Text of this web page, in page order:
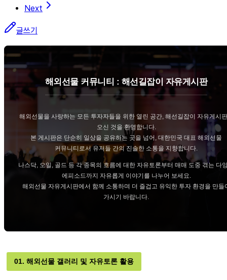
Next
글쓰기
해외선물 커뮤니티 : 해선길잡이 자유게시판
해외선물을 사랑하는 모든 투자자들을 위한 열린 공간, 해선길잡이 자유게시
오신 것을 환영합니다.
본 게시판은 단순히 일상을 공유하는 곳을 넘어, 대한민국 대표 해외선물
커뮤니티로서 유저들 간의 진솔한 소통을 지향합니다.
나스닥, 오일, 골드 등 각 종목의 흐름에 대한 자유토론부터 매매 도중 겪는 다
에피소드까지 자유롭게 이야기를 나누어 보세요.
해외선물 자유게시판에서 함께 소통하며 더 즐겁고 유익한 투자 환경을 만들
가시기 바랍니다.
01. 해외선물 갤러리 및 자유토론 활용